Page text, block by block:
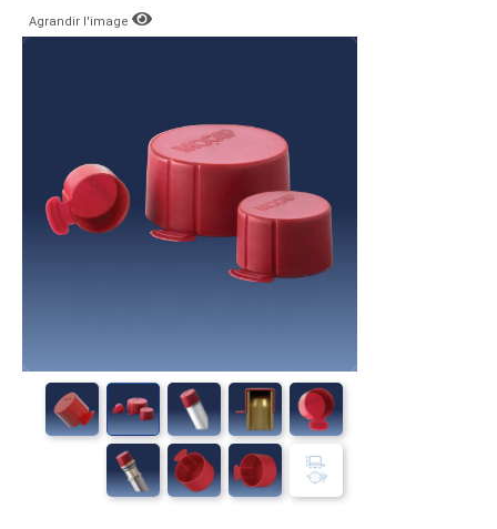
Agrandir l'image